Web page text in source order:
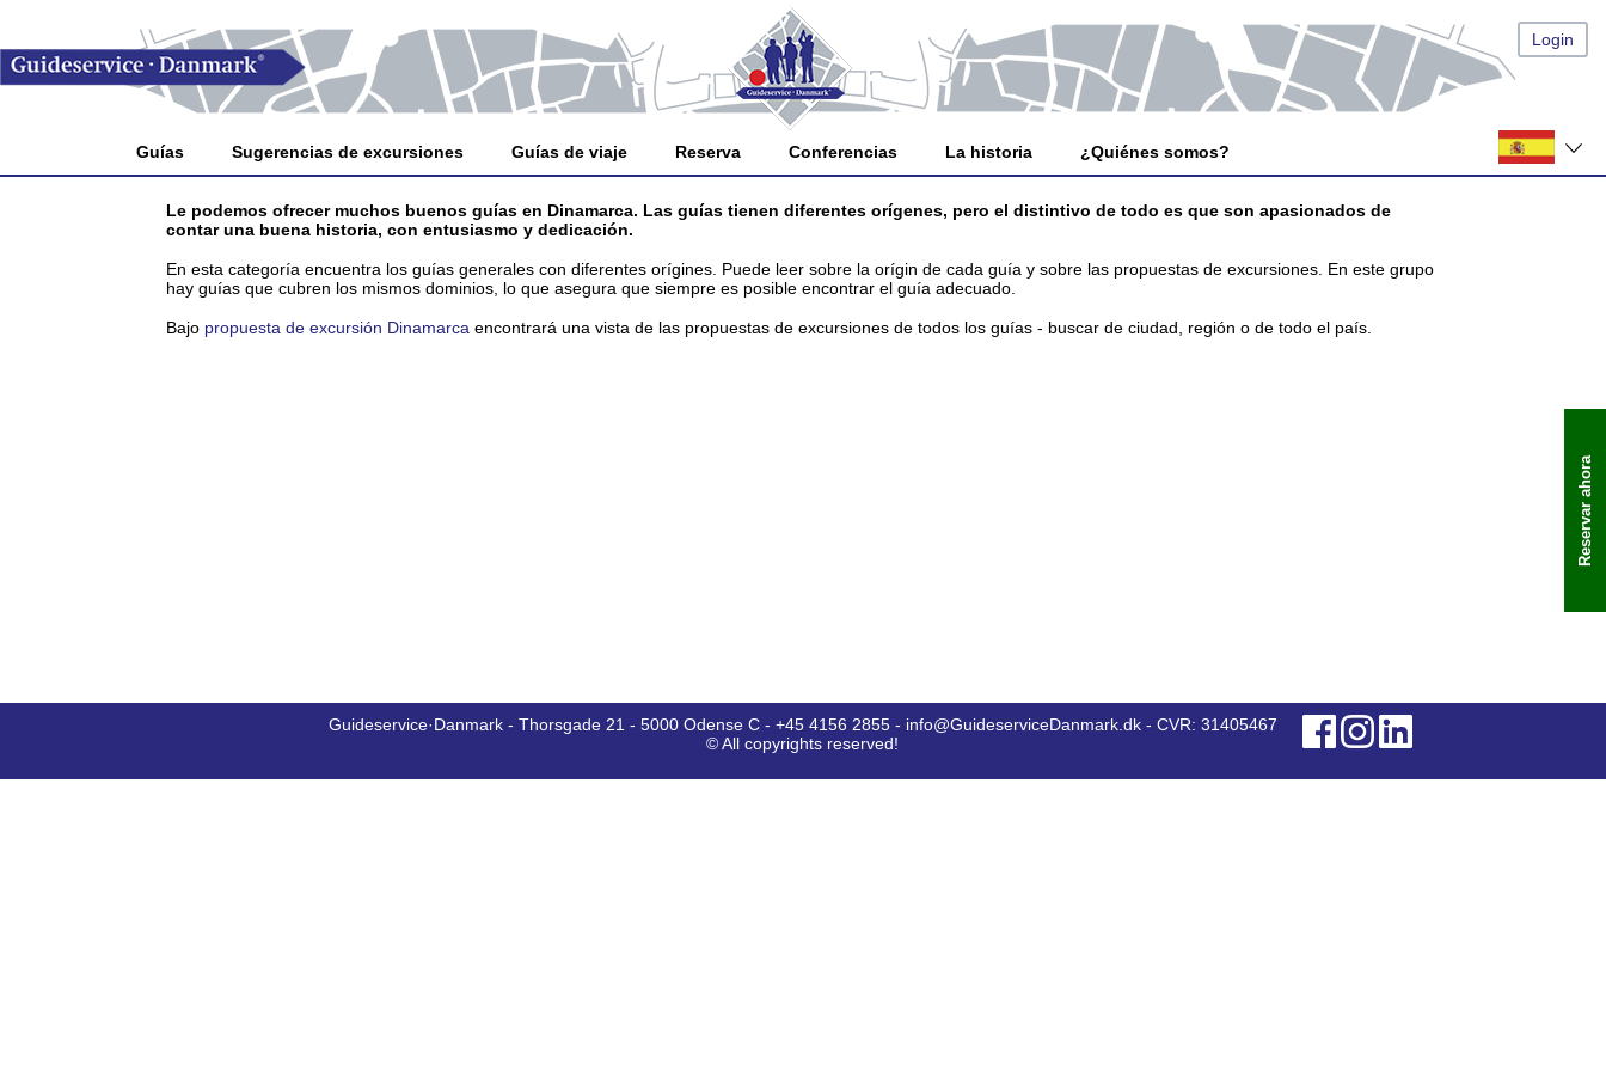
Login
Guías Sugerencias de excursiones Guías de viaje Reserva Conferencias La historia ¿Quiénes somos?
Le podemos ofrecer muchos buenos guías en Dinamarca. Las guías tienen diferentes orígenes, pero el distintivo de todo es que son apasionados de
contar una buena historia, con entusiasmo y dedicación.
En esta categoría encuentra los guías generales con diferentes orígines. Puede leer sobre la orígin de cada guía y sobre las propuestas de excursiones. En este grupo
hay guías que cubren los mismos dominios, lo que asegura que siempre es posible encontrar el guía adecuado.
Bajo propuesta de excursión Dinamarca encontrará una vista de las propuestas de excursiones de todos los guías - buscar de ciudad, región o de todo el país.
Reservar ahora
Guideservice·Danmark - Thorsgade 21 - 5000 Odense C - +45 4156 2855 - info@GuideserviceDanmark.dk - CVR: 31405467
© All copyrights reserved!